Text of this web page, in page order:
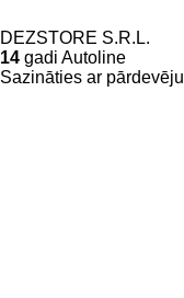
DEZSTORE S.R.L.
14 gadi Autoline
Sazināties ar pārdevēju